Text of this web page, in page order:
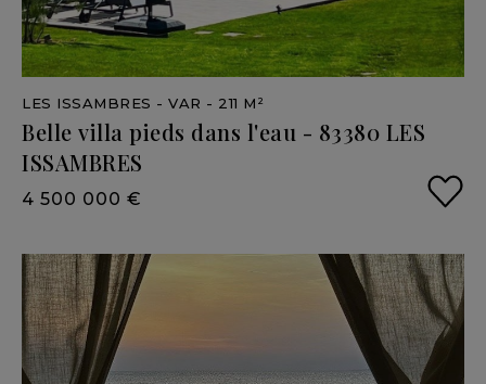
LES ISSAMBRES - VAR - 211 M²
Belle villa pieds dans l'eau - 83380 LES
ISSAMBRES
4 500 000 €